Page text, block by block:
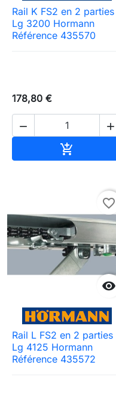
Rail K FS2 en 2 parties
Lg 3200 Hormann
Référence 435570
178,80 €
 


favorite_border
Rail L FS2 en 2 parties
Lg 4125 Hormann
Référence 435572